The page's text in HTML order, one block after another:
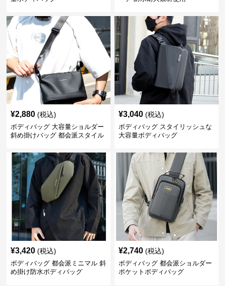
¥2,880 (税込)
ボディバッグ 大容量ショルダー
斜め掛けバッグ 都会派スタイル
¥3,040 (税込)
ボディバッグ スタイリッシュな
大容量ボディバッグ
¥3,420 (税込)
ボディバッグ 都会派ミニマル 斜
め掛け防水ボディバッグ
¥2,740 (税込)
ボディバッグ 都会派ショルダー
ポケットボディバッグ